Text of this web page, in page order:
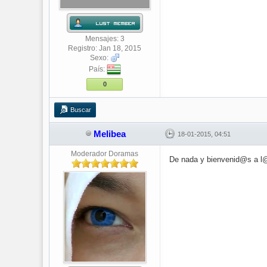
Mensajes: 3
Registro: Jan 18, 2015
Sexo:
País:
0
Buscar
Melibea 18-01-2015, 04:51
Moderador Doramas
De nada y bienvenid@s a